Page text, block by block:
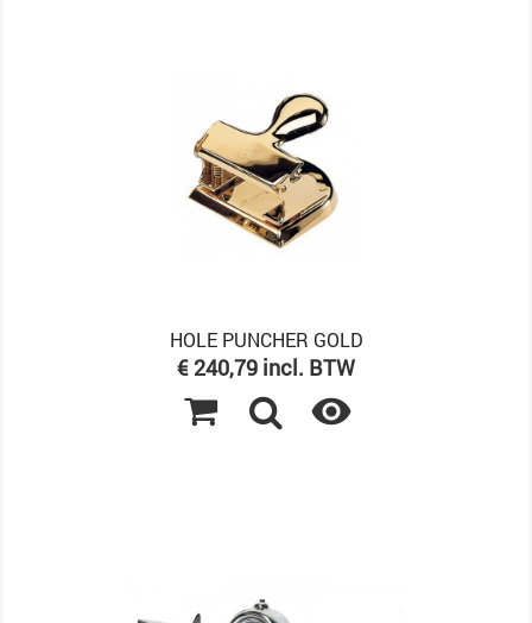
HOLE PUNCHER GOLD
Prijs
€ 240,79 incl. BTW
